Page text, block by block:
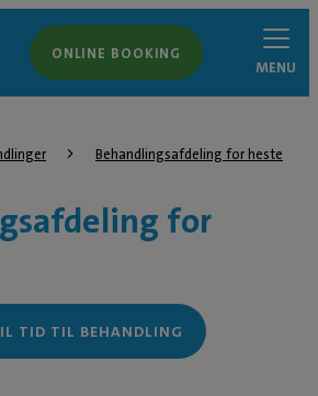
ONLINE BOOKING
MENU
Behandlingsafdeling for heste
for
TID TIL BEHANDLING